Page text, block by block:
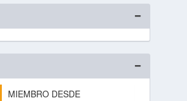
MIEMBRO DESDE